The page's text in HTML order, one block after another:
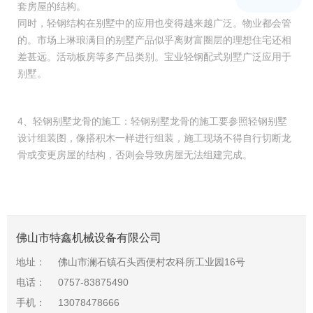
套房屋的结构。
同时，轻钢结构在别墅中的应用也变得越来越广泛。物业都会管
的。市场上琳琅满目的别墅产品似乎离财富圈层的理想住宅还相
差甚远。活动板房等多产品类别。宝业轻钢配式别墅广泛应用于
别墅。
4、轻钢别墅龙骨的施工：轻钢别墅龙骨的施工要参照轻钢别墅
设计组装图，像搭积木一样进行组装，施工现场不得自行切断龙
骨或变更房屋的结构，否则会导致房屋无法组建完成。
佛山市特鑫机械设备有限公司
地址：
佛山市澜石镇石头西便村农科所工业园16号
电话：
0757-83875490
手机：
13078478666